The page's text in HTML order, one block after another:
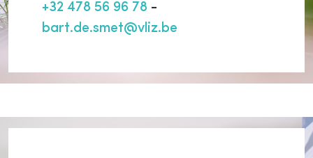
+32 478 56 96 78 -
bart.de.smet@vliz.be